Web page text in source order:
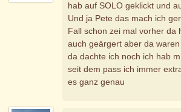
hab auf SOLO geklickt und
Und ja Pete das mach ich
Fall schon zei mal vorher da
auch geärgert aber da
da dachte ich noch ich hab
seit dem pass ich immer
es ganz genau